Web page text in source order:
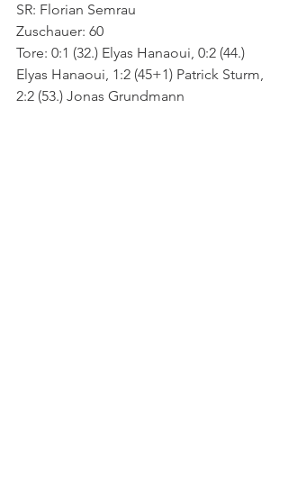
SR: Florian Semrau
Zuschauer: 60
Tore: 0:1 (32.) Elyas Hanaoui, 0:2 (44.)
Elyas Hanaoui, 1:2 (45+1) Patrick Sturm,
2:2 (53.) Jonas Grundmann